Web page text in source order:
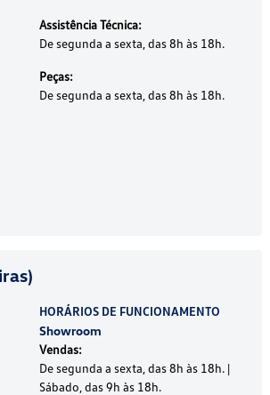
Assistência Técnica:
De segunda a sexta, das 8h às 18h.
Peças:
De segunda a sexta, das 8h às 18h.
HORÁRIOS DE FUNCIONAMENTO
Showroom
Vendas:
De segunda a sexta, das 8h às 18h. |
Sábado, das 9h às 18h.